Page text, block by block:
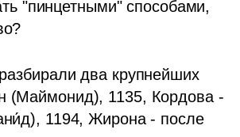
"пинцетными" способами,
два крупнейших
(Маймонид), 1135, Кордова -
1194, Жирона - после